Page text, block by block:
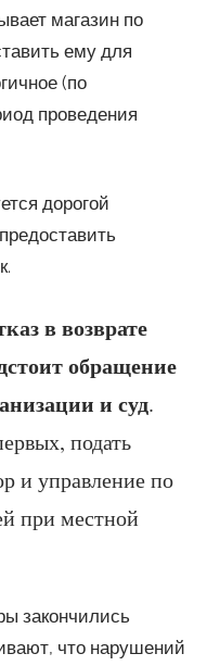
магазин по
ему для
(по
проведения
дорогой
в возврате
обращение
и суд.
подать
и управление по
при местной
закончились
что нарушений